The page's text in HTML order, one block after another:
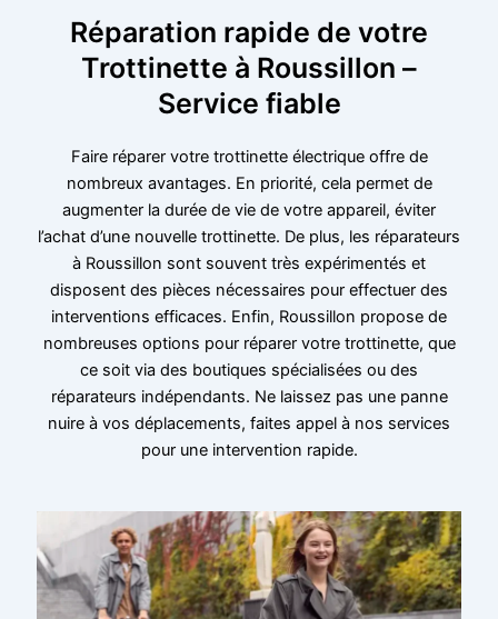
Réparation rapide de votre
Trottinette à Roussillon –
Service fiable
Faire réparer votre trottinette électrique offre de
nombreux avantages. En priorité, cela permet de
augmenter la durée de vie de votre appareil, éviter
l’achat d’une nouvelle trottinette. De plus, les réparateurs
à Roussillon sont souvent très expérimentés et
disposent des pièces nécessaires pour effectuer des
interventions efficaces. Enfin, Roussillon propose de
nombreuses options pour réparer votre trottinette, que
ce soit via des boutiques spécialisées ou des
réparateurs indépendants. Ne laissez pas une panne
nuire à vos déplacements, faites appel à nos services
pour une intervention rapide.